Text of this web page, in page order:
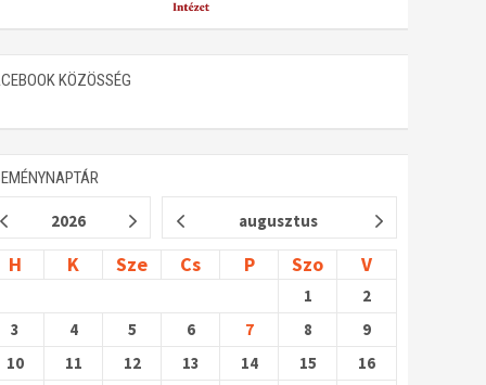
KÖZÖSSÉG
2026 augusztus
H K Sze Cs P Szo V
1
2
3
4 5 6 7 8
9
10
11 12 13 14 15
16